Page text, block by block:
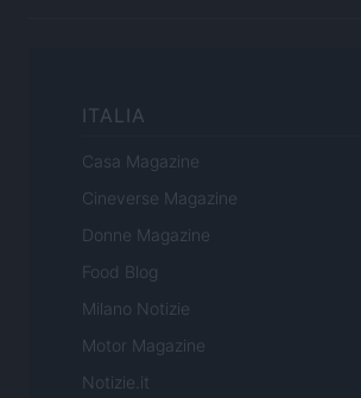
ITALIA
Casa Magazine
Cineverse Magazine
Donne Magazine
Food Blog
Milano Notizie
Motor Magazine
Notizie.it